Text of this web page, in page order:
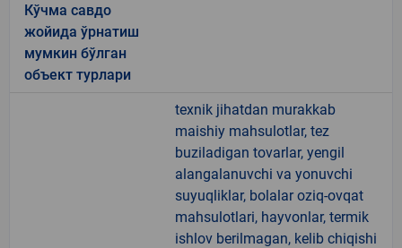
Кўчма савдо
жойида ўрнатиш
мумкин бўлган
объект турлари
texnik jihatdan murakkab
maishiy mahsulotlar, tez
buziladigan tovarlar, yengil
alangalanuvchi va yonuvchi
suyuqliklar, bolalar oziq-ovqat
mahsulotlari, hayvonlar, termik
ishlov berilmagan, kelib chiqishi